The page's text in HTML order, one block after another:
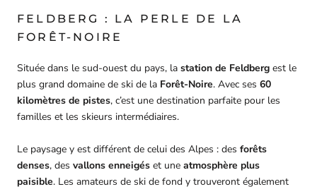
FELDBERG : LA PERLE DE LA
FORÊT-NOIRE
Située dans le sud-ouest du pays, la station de Feldberg est le
plus grand domaine de ski de la Forêt-Noire. Avec ses 60
kilomètres de pistes, c’est une destination parfaite pour les
familles et les skieurs intermédiaires.
Le paysage y est différent de celui des Alpes : des forêts
denses, des vallons enneigés et une atmosphère plus
paisible. Les amateurs de ski de fond y trouveront également